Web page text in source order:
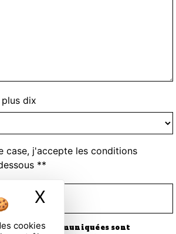
cookies
X
dix
case, j'accepte les conditions
**
ENVOYER
communiquées sont